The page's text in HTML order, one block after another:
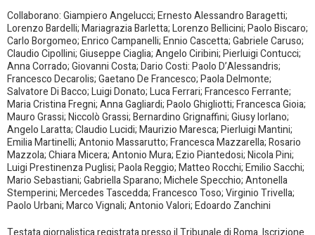
Collaborano: Giampiero Angelucci; Ernesto Alessandro Baragetti;
Lorenzo Bardelli; Mariagrazia Barletta; Lorenzo Bellicini; Paolo Biscaro;
Carlo Borgomeo; Enrico Campanelli; Ennio Cascetta; Gabriele Caruso;
Claudio Cipollini; Giuseppe Ciaglia; Angelo Ciribini; Pierluigi Contucci;
Anna Corrado; Giovanni Costa; Dario Costi: Paolo D’Alessandris;
Francesco Decarolis; Gaetano De Francesco; Paola Delmonte;
Salvatore Di Bacco; Luigi Donato; Luca Ferrari; Francesco Ferrante;
Maria Cristina Fregni; Anna Gagliardi; Paolo Ghigliotti; Francesca Gioia;
Mauro Grassi; Niccolò Grassi; Bernardino Grignaffini; Giusy Iorlano;
Angelo Laratta; Claudio Lucidi; Maurizio Maresca; Pierluigi Mantini;
Emilia Martinelli; Antonio Massarutto; Francesca Mazzarella; Rosario
Mazzola; Chiara Micera; Antonio Mura; Ezio Piantedosi; Nicola Pini;
Luigi Prestinenza Puglisi; Paola Reggio; Matteo Rocchi; Emilio Sacchi;
Mario Sebastiani; Gabriella Sparano; Michele Specchio; Antonella
Stemperini; Mercedes Tascedda; Francesco Toso; Virginio Trivella;
Paolo Urbani; Marco Vignali; Antonio Valori; Edoardo Zanchini